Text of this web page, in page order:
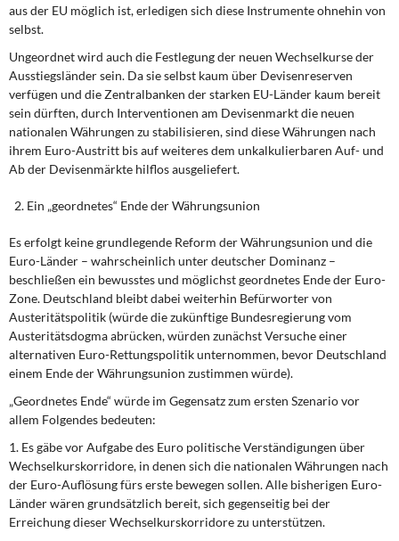
aus der EU möglich ist, erledigen sich diese Instrumente ohnehin von
selbst.
Ungeordnet wird auch die Festlegung der neuen Wechselkurse der
Ausstiegsländer sein. Da sie selbst kaum über Devisenreserven
verfügen und die Zentralbanken der starken EU-Länder kaum bereit
sein dürften, durch Interventionen am Devisenmarkt die neuen
nationalen Währungen zu stabilisieren, sind diese Währungen nach
ihrem Euro-Austritt bis auf weiteres dem unkalkulierbaren Auf- und
Ab der Devisenmärkte hilflos ausgeliefert.
Ein „geordnetes“ Ende der Währungsunion
Es erfolgt keine grundlegende Reform der Währungsunion und die
Euro-Länder – wahrscheinlich unter deutscher Dominanz –
beschließen ein bewusstes und möglichst geordnetes Ende der Euro-
Zone. Deutschland bleibt dabei weiterhin Befürworter von
Austeritätspolitik (würde die zukünftige Bundesregierung vom
Austeritätsdogma abrücken, würden zunächst Versuche einer
alternativen Euro-Rettungspolitik unternommen, bevor Deutschland
einem Ende der Währungsunion zustimmen würde).
„Geordnetes Ende“ würde im Gegensatz zum ersten Szenario vor
allem Folgendes bedeuten:
1. Es gäbe vor Aufgabe des Euro politische Verständigungen über
Wechselkurskorridore, in denen sich die nationalen Währungen nach
der Euro-Auflösung fürs erste bewegen sollen. Alle bisherigen Euro-
Länder wären grundsätzlich bereit, sich gegenseitig bei der
Erreichung dieser Wechselkurskorridore zu unterstützen.